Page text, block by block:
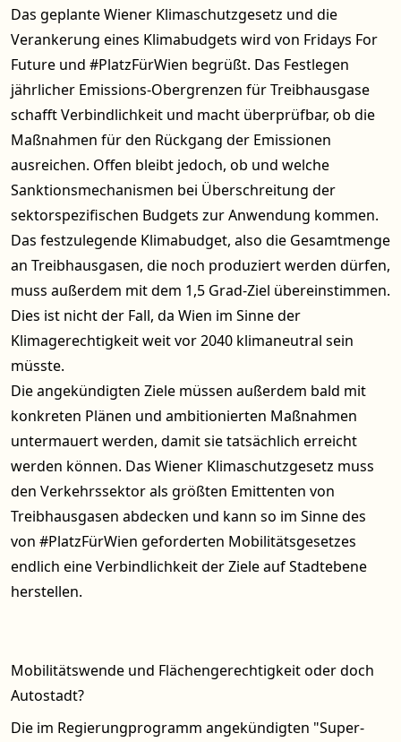
Das geplante Wiener Klimaschutzgesetz und die
Verankerung eines Klimabudgets wird von Fridays For
Future und #PlatzFürWien begrüßt. Das Festlegen
jährlicher Emissions-Obergrenzen für Treibhausgase
schafft Verbindlichkeit und macht überprüfbar, ob die
Maßnahmen für den Rückgang der Emissionen
ausreichen. Offen bleibt jedoch, ob und welche
Sanktionsmechanismen bei Überschreitung der
sektorspezifischen Budgets zur Anwendung kommen.
Das festzulegende Klimabudget, also die Gesamtmenge
an Treibhausgasen, die noch produziert werden dürfen,
muss außerdem mit dem 1,5 Grad-Ziel übereinstimmen.
Dies ist nicht der Fall, da Wien im Sinne der
Klimagerechtigkeit weit vor 2040 klimaneutral sein
müsste.
Die angekündigten Ziele müssen außerdem bald mit
konkreten Plänen und ambitionierten Maßnahmen
untermauert werden, damit sie tatsächlich erreicht
werden können. Das Wiener Klimaschutzgesetz muss
den Verkehrssektor als größten Emittenten von
Treibhausgasen abdecken und kann so im Sinne des
von #PlatzFürWien geforderten Mobilitätsgesetzes
endlich eine Verbindlichkeit der Ziele auf Stadtebene
herstellen.
Mobilitätswende und Flächengerechtigkeit oder doch
Autostadt?
Die im Regierungprogramm angekündigten "Super-